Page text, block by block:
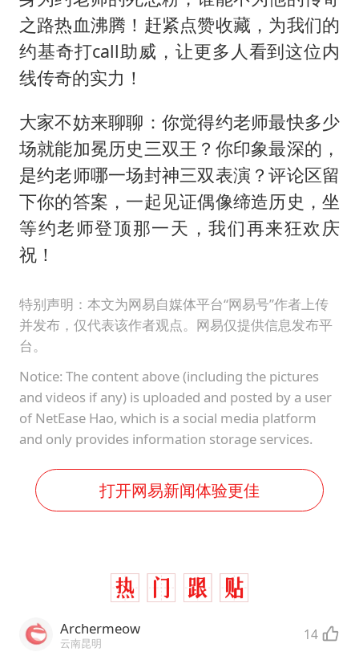
之路热血沸腾！赶紧点赞收藏，为我们的
约基奇打call助威，让更多人看到这位内
线传奇的实力！
大家不妨来聊聊：你觉得约老师最快多少
场就能加冕历史三双王？你印象最深的，
是约老师哪一场封神三双表演？评论区留
下你的答案，一起见证偶像缔造历史，坐
等约老师登顶那一天，我们再来狂欢庆
祝！
特别声明：本文为网易自媒体平台“网易号”作者上传
并发布，仅代表该作者观点。网易仅提供信息发布平
台。
Notice: The content above (including the pictures
and videos if any) is uploaded and posted by a user
of NetEase Hao, which is a social media platform
and only provides information storage services.
打开网易新闻体验更佳
Archermeow
云南昆明 14